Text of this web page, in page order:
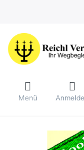
Menü